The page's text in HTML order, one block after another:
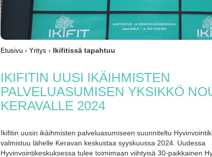
Etusivu› Yritys › Ikifitissä tapahtuu
IKIFITIN UUSI IKÄIHMISTEN
PALVELUASUMISEN YKSIKKÖ
KERAVALLE 2024
Ikifitin uusin ikäihmisten palveluasumiseen suunniteltu
valmistuu lähelle Keravan keskustaa syyskuussa 2024. Uudessa
Hyvinvointikeskuksessa tulee toimimaan viihtyisä 30-paikkainen